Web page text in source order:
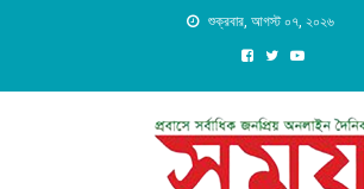
শুক্রবার, আগস্ট ০৭, ২০২৬